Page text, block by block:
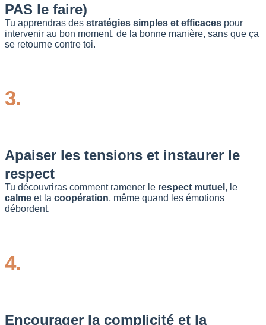
PAS le faire)
Tu apprendras des stratégies simples et efficaces pour
intervenir au bon moment, de la bonne manière, sans que ça
se retourne contre toi.
3.
Apaiser les tensions et instaurer le
respect
Tu découvriras comment ramener le respect mutuel , le
calme et la coopération, même quand les émotions
débordent.
4.
Encourager la complicité et la